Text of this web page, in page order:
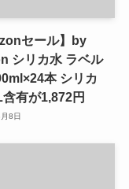
セール】by
シリカ水 ラベル
本 シリカ
有が1,872円
8日